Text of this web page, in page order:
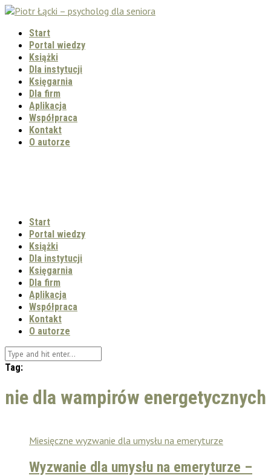
Start
Portal wiedzy
Książki
Dla instytucji
Księgarnia
Dla firm
Aplikacja
Współpraca
Kontakt
O autorze
Start
Portal wiedzy
Książki
Dla instytucji
Księgarnia
Dla firm
Aplikacja
Współpraca
Kontakt
O autorze
Tag:
nie dla wampirów energetycznych
Miesięczne wyzwanie dla umysłu na emeryturze
Wyzwanie dla umysłu na emeryturze –